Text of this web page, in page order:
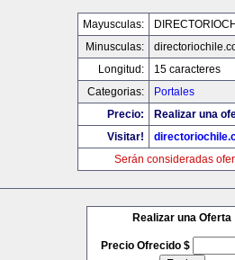
Mayusculas:
Minusculas:
Longitud:
15 caracteres
Categorias:
Portales
Precio:
Realizar una
Visitar!
Serán consideradas
Realizar una Oferta
Precio Ofrecido $